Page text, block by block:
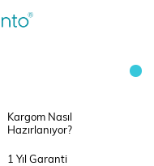
Kargom Nasıl
Hazırlanıyor?
1 Yıl Garanti